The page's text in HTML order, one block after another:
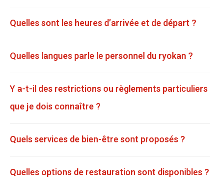
Quelles sont les heures d’arrivée et de départ ?
Quelles langues parle le personnel du ryokan ?
Y a-t-il des restrictions ou règlements particuliers
que je dois connaître ?
Quels services de bien-être sont proposés ?
Quelles options de restauration sont disponibles ?